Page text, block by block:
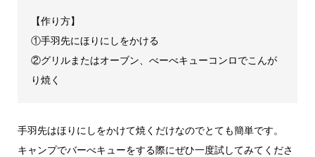
【作り方】
①手羽先にほりにしをかける
②グリルまたはオーブン、べーべキューコンロでこんが
り焼く
手羽先はほりにしをかけて焼くだけなのでとても簡単です。
キャンプでバーべキューをする際にぜひ一度試してみてくださ